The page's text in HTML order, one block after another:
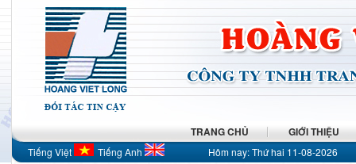
TRANG CHỦ GIỚI THIỆU
Tiếng Việt Tiếng Anh Hôm nay:Thứ hai 11-08-2026